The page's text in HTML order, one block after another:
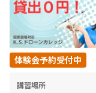
体験会予約受付中
講習場所